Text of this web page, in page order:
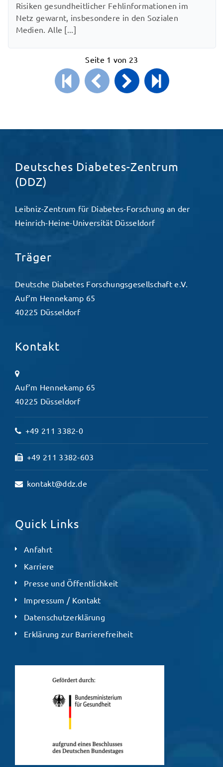
Risiken gesundheitlicher Fehlinformationen im
Netz gewarnt, insbesondere in den Sozialen
Medien. Alle [...]
Seite 1 von 23
Deutsches Diabetes-Zentrum
(DDZ)
Leibniz-Zentrum für Diabetes-Forschung an der
Heinrich-Heine-Universität Düsseldorf
Träger
Deutsche Diabetes Forschungsgesellschaft e.V.
Auf’m Hennekamp 65
40225 Düsseldorf
Kontakt
Auf’m Hennekamp 65
40225 Düsseldorf
+49 211 3382-0
+49 211 3382-603
kontakt@ddz.de
Quick Links
Anfahrt
Karriere
Presse und Öffentlichkeit
Impressum / Kontakt
Datenschutzerklärung
Erklärung zur Barrierefreiheit